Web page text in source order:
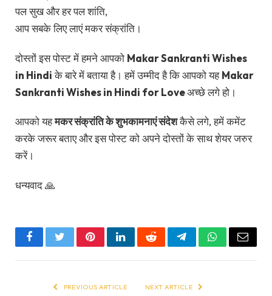
पल सुख और हर पल शांति,
आप सबके लिए लाएं मकर संक्रांति।
दोस्तों इस पोस्ट में हमने आपको Makar Sankranti Wishes
in Hindiके बारे में बताया है। हमें उम्मीद है कि आपको यहMakar
Sankranti Wishes in Hindi for Loveअच्छे लगे हो।
आपको यहमकर संक्रांति के शुभकामनाएं संदेशकैसे लगे, हमें कमेंट
करके जरूर बताए और इस पोस्ट को अपने दोस्तों के साथ शेयर जरुर
करें।
धन्यवाद 🙏
FacebookTwitterPinterestLinkedInRedditTelegramWhatsApp
Email
PREVIOUS ARTICLE NEXT ARTICLE